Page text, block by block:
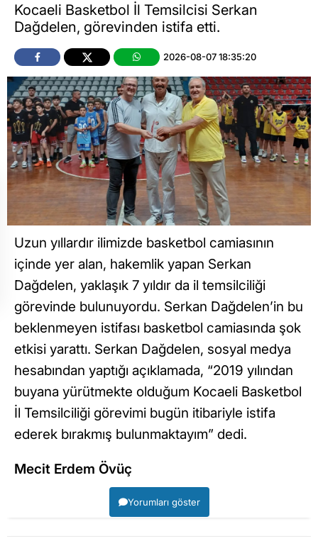
Kocaeli Basketbol İl Temsilcisi Serkan
Dağdelen, görevinden istifa etti.
2026-08-07 18:35:20
Uzun yıllardır ilimizde basketbol camiasının
içinde yer alan, hakemlik yapan Serkan
Dağdelen, yaklaşık 7 yıldır da il temsilciliği
görevinde bulunuyordu. Serkan Dağdelen’in bu
beklenmeyen istifası basketbol camiasında şok
etkisi yarattı. Serkan Dağdelen, sosyal medya
hesabından yaptığı açıklamada, “2019 yılından
buyana yürütmekte olduğum Kocaeli Basketbol
İl Temsilciliği görevimi bugün itibariyle istifa
ederek bırakmış bulunmaktayım” dedi.
Mecit Erdem Övüç
Yorumları göster